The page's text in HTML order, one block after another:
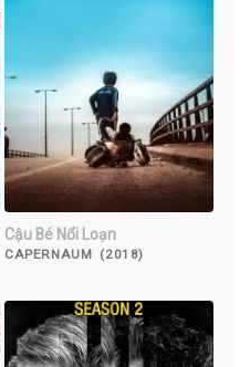
Cậu Bé Nổi Loạn
CAPERNAUM (2018)